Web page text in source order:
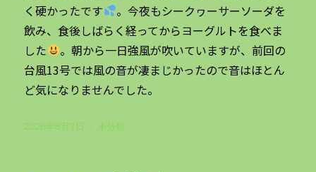
く硬かったです
。今夜もシークヮーサーソーダを
飲み、食後しばらく経ってからヨーグルトを食べま
した
。朝から一日強風が吹いていますが、前回の
台風13号では風の音が凄まじかったので音はほとん
ど気になりませんでした。
投
2026年8月7日
カ
未分類